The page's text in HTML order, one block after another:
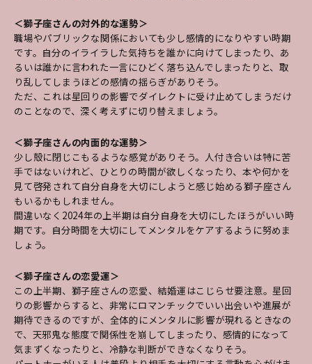
＜獅子座さんの対外的な運勢＞
職場やパブリックな関係においても少し感情的になりやすい時期
です。自分のイライラした気持ちを誰かに向けてしまったり、あ
るいは誰かに言われた一言にひどく落ち込んでしまったりと、取
り乱してしまうほどの感情の揺らぎがありそう。
ただ、これは星回りの影響でダイレクトに受け止めてしまうだけ
のことなので、深く考えずに切り替えましょう。
＜獅子座さんの内面的な運勢＞
少し殻に閉じこもるような感覚がありそう。人付き合いは特に苦
手ではないけれど、ひとりの時間が欲しくなったり、本や何かを
見て啓発されて自分自身を大切にしようと感じ始める獅子座さん
もいるかもしれません。
間違いなく2024年の上半期は自分自身を大切にしたほうがいい時
期です。自分時間を大切にしてメンタルをケアするように努めま
しょう。
＜獅子座さんの恋愛運＞
この上半期、獅子座さんの恋愛、結婚運はこじらせ要注意。星回
りの影響からすると、非常にロマンチックでいい出会いや進展が
期待できるのですが、全体的にメンタルに影響が現れるときなの
で、天邪鬼な態度で関係性を崩してしまったり、感情的になって
気まずくなったりと、冷静な判断ができなくなりそう。